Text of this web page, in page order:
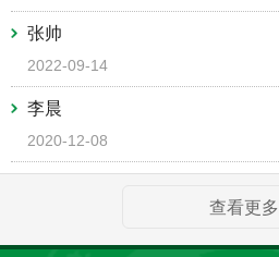
张帅
2022-09-14
李晨
2020-12-08
查看更多